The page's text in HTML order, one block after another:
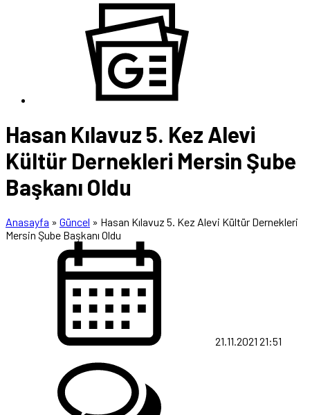
Hasan Kılavuz 5. Kez Alevi
Kültür Dernekleri Mersin Şube
Başkanı Oldu
Anasayfa » Güncel » Hasan Kılavuz 5. Kez Alevi Kültür Dernekleri
Mersin Şube Başkanı Oldu
21.11.2021 21:51